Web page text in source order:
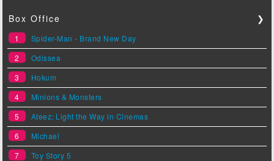
Box Office ❯
1
Spider-Man - Brand New Day
2
Odissea
3
Hokum
4
Minions & Monsters
5
Ateez: Light the Way in Cinemas
6
Michael
7
Toy Story 5